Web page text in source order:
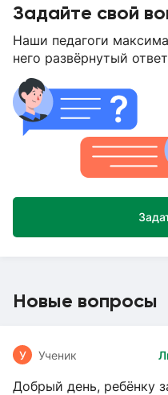
Задайте свой
Наши педагоги
него развёрнутый
Новые вопросы
У Ученик
Добрый день, ребёнку